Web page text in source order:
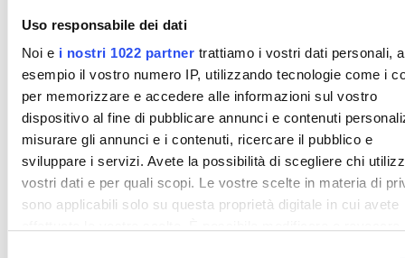
Uso responsabile dei dati
Noi e i nostri 1022 partnertrattiamo i vostri dati personali,
esempio il vostro numero IP, utilizzando tecnologie come i
per memorizzare e accedere alle informazioni sul vostro
dispositivo al fine di pubblicare annunci e contenuti
misurare gli annunci e i contenuti, ricercare il pubblico e
sviluppare i servizi. Avete la possibilità di scegliere chi
vostri dati e per quali scopi. Le vostre scelte in materia di
sono applicabili solo su questa proprietà digitale in cui avete